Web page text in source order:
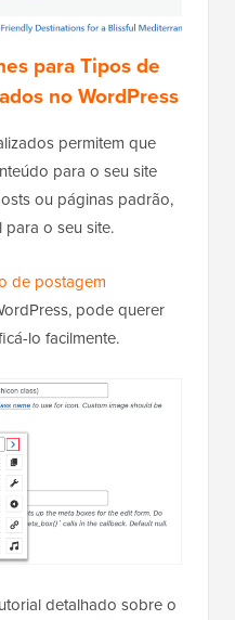
para Tipos de
no WordPress
permitem que
para o seu site
ou páginas padrão,
o seu site.
de postagem
pode querer
lo facilmente.
detalhado sobre o